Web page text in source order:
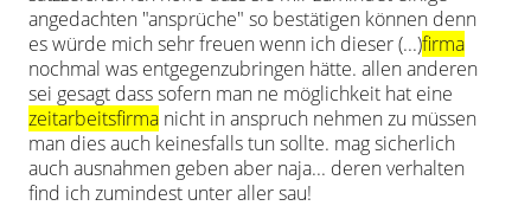
angedachten "ansprüche" so bestätigen können denn
es würde mich sehr freuen wenn ich dieser (...)firma
nochmal was entgegenzubringen hätte. allen anderen
sei gesagt dass sofern man ne möglichkeit hat eine
zeitarbeitsfirma nicht in anspruch nehmen zu müssen
man dies auch keinesfalls tun sollte. mag sicherlich
auch ausnahmen geben aber naja... deren verhalten
find ich zumindest unter aller sau!